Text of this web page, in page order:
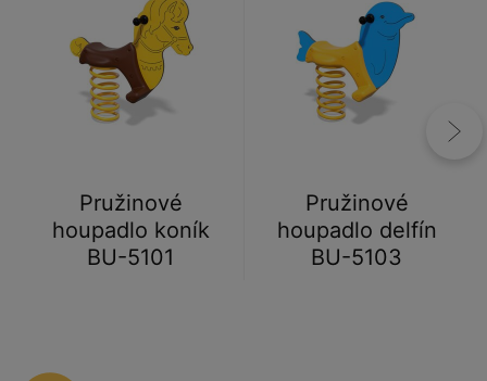
Pružinové
houpadlo koník
BU-5101
Pružinové
houpadlo delfín
BU-5103